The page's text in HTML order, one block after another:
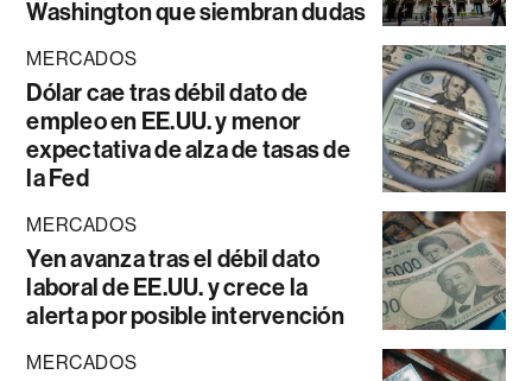
Washington que siembran dudas
MERCADOS
Dólar cae tras débil dato de
empleo en EE.UU. y menor
expectativa de alza de tasas de
la Fed
MERCADOS
Yen avanza tras el débil dato
laboral de EE.UU. y crece la
alerta por posible intervención
MERCADOS